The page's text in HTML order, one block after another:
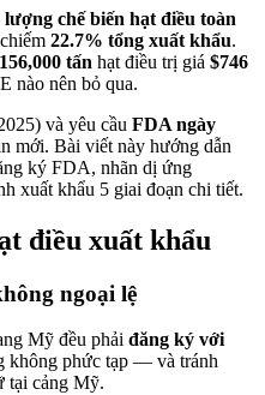
chế biến hạt điều toàn
22.7% tổng xuất khẩu.
156,000 tấn hạt điều trị giá $746
nào nên bỏ qua.
và yêu cầu FDA ngày
mới. Bài viết này hướng dẫn
ký FDA, nhãn dị ứng
xuất khẩu 5 giai đoạn chi tiết.
điều xuất khẩu
ngoại lệ
Mỹ đều phải đăng ký với
không phức tạp — và tránh
tại cảng Mỹ.